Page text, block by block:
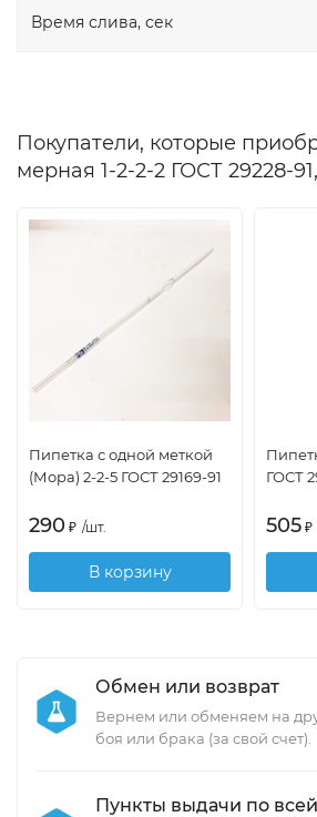
Время слива, сек
Покупатели, которые
мерная 1-2-2-2 ГОСТ 29228-
Пипетка с одной меткой
(Мора) 2-2-5 ГОСТ 29169-91
290 ₽ /шт.
В корзину
ГОСТ
505 ₽
Обмен или возврат
Вернем или обменяем на
боя или брака (за свой счет).
Пункты выдачи по